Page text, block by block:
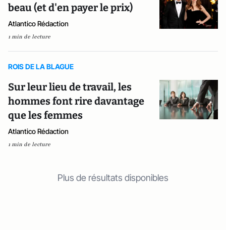
beau (et d'en payer le prix)
Atlantico Rédaction
1 min de lecture
ROIS DE LA BLAGUE
Sur leur lieu de travail, les
hommes font rire davantage
que les femmes
Atlantico Rédaction
1 min de lecture
Plus de résultats disponibles